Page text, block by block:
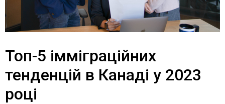
Топ-5 імміграційних
тенденцій в Канаді у 2023
році